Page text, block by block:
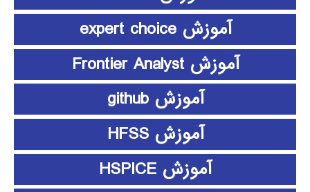
آموزش expert choice
آموزش Frontier Analyst
آموزش github
آموزش HFSS
آموزش HSPICE